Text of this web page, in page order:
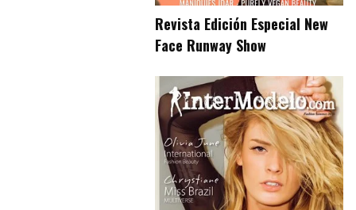
Revista Edición Especial New
Face Runway Show